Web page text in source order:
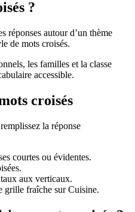
?
réponses autour d’un thème
de mots croisés.
les familles et la classe
accessible.
croisés
la réponse
courtes ou évidentes.
aux verticaux.
grille fraîche sur Cuisine.